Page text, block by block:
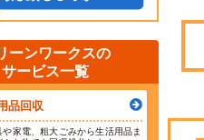
ーンワークスの
サービス一覧
品回収
や家電、粗大ごみから生活用品ま